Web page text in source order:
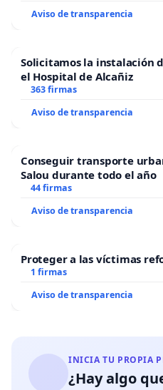
Aviso de transparencia
Solicitamos la instalación
el Hospital de Alcañiz
363 firmas
Aviso de transparencia
Conseguir transporte
Salou durante todo el año
44 firmas
Aviso de transparencia
Proteger a las víctimas
1 firmas
Aviso de transparencia
INICIA TU PROPIA
¿Hay algo